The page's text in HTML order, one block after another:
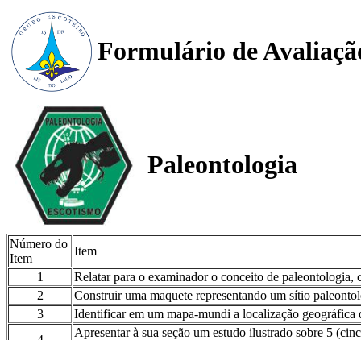
Formulário de
Paleontologia
Número do
Item
Item
1
Relatar para o examinador o conceito de paleontologia,
2
Construir uma maquete representando um sítio
3
Identificar em um mapa-mundi a localização
Apresentar à sua seção um estudo ilustrado sobre 5